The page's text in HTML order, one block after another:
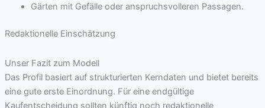
Gärten mit Gefälle oder anspruchsvolleren Passagen.
Redaktionelle Einschätzung
Unser Fazit zum Modell
Das Profil basiert auf strukturierten Kerndaten und bietet bereits
eine gute erste Einordnung. Für eine endgültige
Kaufentscheidung sollten künftig noch redaktionelle